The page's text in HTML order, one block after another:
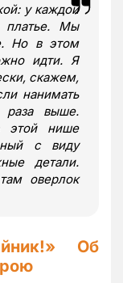
у каждой
платье. Мы
Но в этом
идти. Я
скажем,
нанимать
выше.
этой нише
с виду
детали.
оверлок
Об